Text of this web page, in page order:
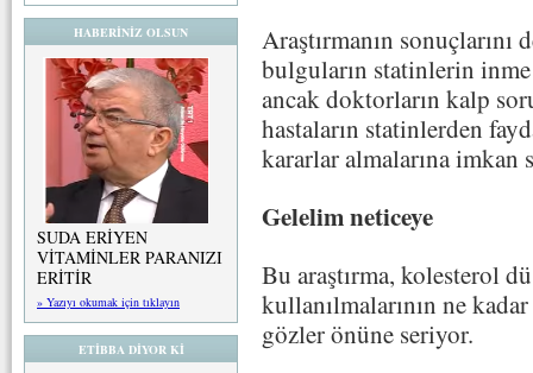
HABERİNİZ OLSUN
SUDA ERİYEN
VİTAMİNLER PARANIZI
ERİTİR
» Yazıyı okumak için tıklayın
ETİBBA DİYOR Kİ
Araştırmanın
bulguların statinlerin inme
ancak doktorların kalp
hastaların statinlerden
kararlar almalarına imkan
Gelelim neticeye
Bu araştırma, kolesterol
kullanılmalarının ne
gözler önüne seriyor.